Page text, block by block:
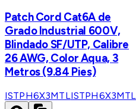
Patch Cord Cat6A de
Grado Industrial 600V,
Blindado SF/UTP, Calibre
26 AWG, Color Aqua, 3
Metros (9.84 Pies)
ISTPH6X3MTLISTPH6X3MTL